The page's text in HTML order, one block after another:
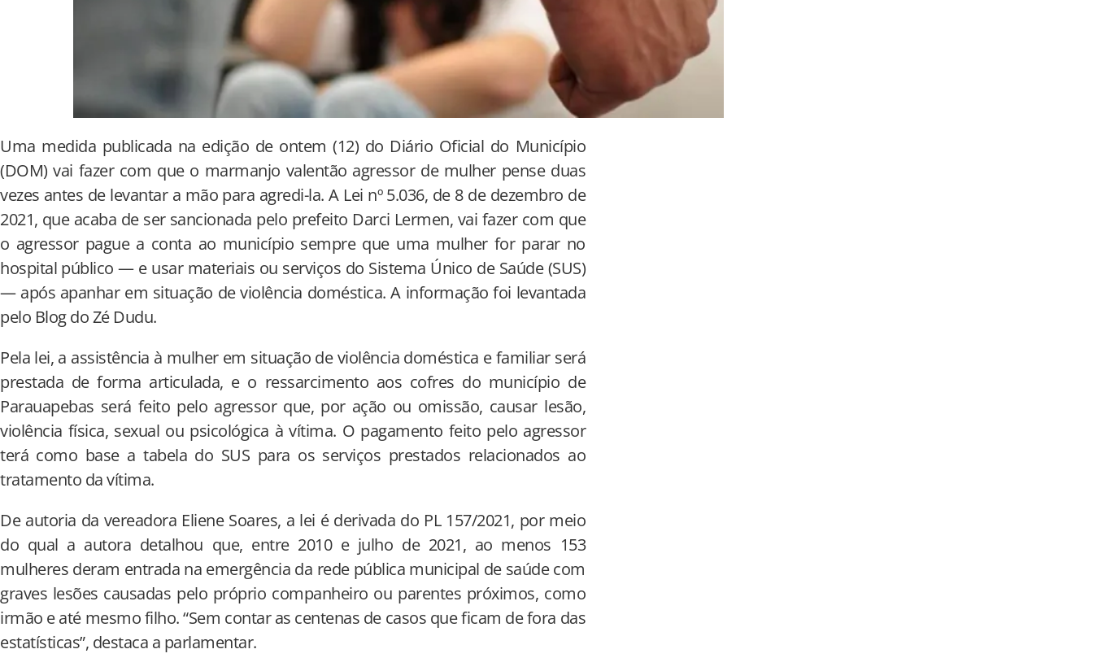
Uma medida publicada na edição de ontem (12) do Diário Oficial do Município
(DOM) vai fazer com que o marmanjo valentão agressor de mulher pense duas
vezes antes de levantar a mão para agredi-la. A Lei nº 5.036, de 8 de dezembro de
2021, que acaba de ser sancionada pelo prefeito Darci Lermen, vai fazer com que
o agressor pague a conta ao município sempre que uma mulher for parar no
hospital público — e usar materiais ou serviços do Sistema Único de Saúde (SUS)
— após apanhar em situação de violência doméstica. A informação foi levantada
pelo Blog do Zé Dudu.
Pela lei, a assistência à mulher em situação de violência doméstica e familiar será
prestada de forma articulada, e o ressarcimento aos cofres do município de
Parauapebas será feito pelo agressor que, por ação ou omissão, causar lesão,
violência física, sexual ou psicológica à vítima. O pagamento feito pelo agressor
terá como base a tabela do SUS para os serviços prestados relacionados ao
tratamento da vítima.
De autoria da vereadora Eliene Soares, a lei é derivada do PL 157/2021, por meio
do qual a autora detalhou que, entre 2010 e julho de 2021, ao menos 153
mulheres deram entrada na emergência da rede pública municipal de saúde com
graves lesões causadas pelo próprio companheiro ou parentes próximos, como
irmão e até mesmo filho. “Sem contar as centenas de casos que ficam de fora das
estatísticas”, destaca a parlamentar.